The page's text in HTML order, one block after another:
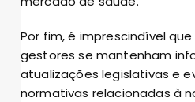
Por fim, é imprescindível
gestores se mantenham
atualizações legislativas e
normativas relacionadas à